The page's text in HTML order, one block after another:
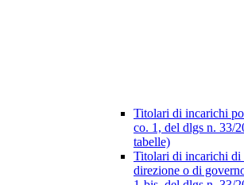
Titolari di incarichi
co. 1, del dlgs n. 33/
tabelle)
Titolari di incarichi di
direzione o di